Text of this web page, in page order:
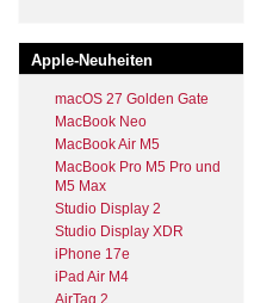
Apple-Neuheiten
macOS 27 Golden Gate
MacBook Neo
MacBook Air M5
MacBook Pro M5 Pro und
M5 Max
Studio Display 2
Studio Display XDR
iPhone 17e
iPad Air M4
AirTag 2